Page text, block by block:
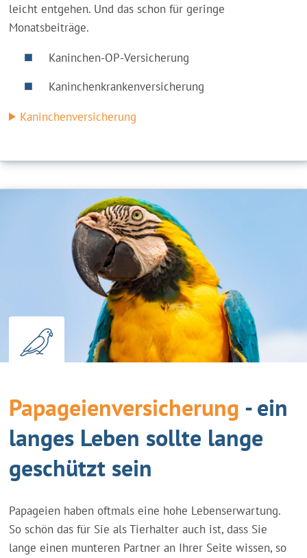
leicht entgehen. Und das schon für geringe
Monatsbeiträge.
Kaninchen-OP-Versicherung
Kaninchenkrankenversicherung
Kaninchenversicherung
Papageienversicherung - ein
langes Leben sollte lange
geschützt sein
Papageien haben oftmals eine hohe Lebenserwartung.
So schön das für Sie als Tierhalter auch ist, dass Sie
lange einen munteren Partner an Ihrer Seite wissen, so